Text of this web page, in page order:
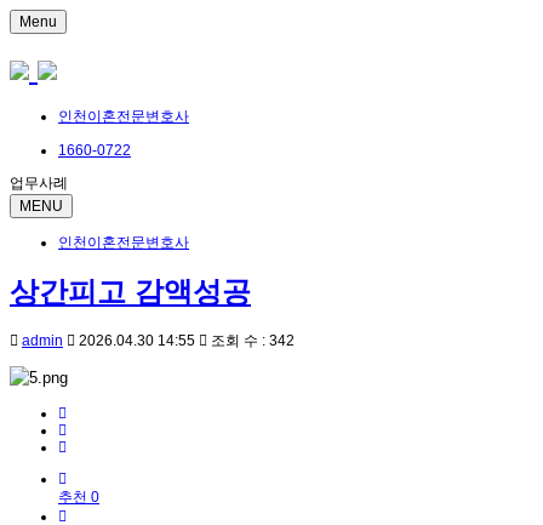
Menu
인천이혼전문변호사
1660-0722
업무사례
MENU
인천이혼전문변호사
상간피고 감액성공
admin 2026.04.30 14:55 조회 수 : 342
추천 0